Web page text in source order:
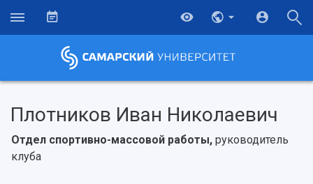
Плотников Иван Николаевич
Отдел спортивно-массовой работы, руководитель
клуба